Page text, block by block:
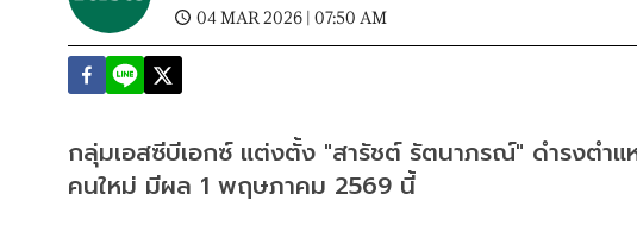
04 MAR 2026 | 07:50 AM
กลุ่มเอสซีบีเอกซ์ แต่งตั้ง "สารัชต์ รัตนาภรณ์" ดำรงตำแ
คนใหม่ มีผล 1 พฤษภาคม 2569 นี้